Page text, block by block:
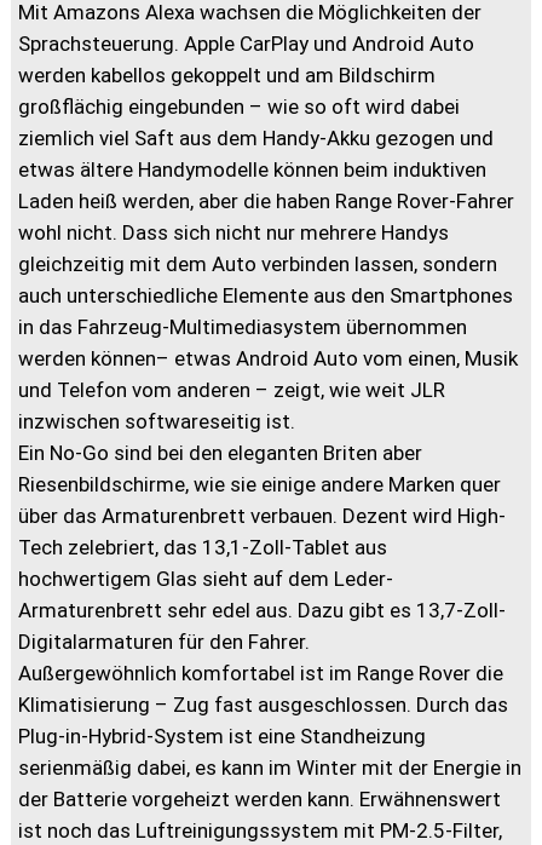
Mit Amazons Alexa wachsen die Möglichkeiten der
Sprachsteuerung. Apple CarPlay und Android Auto
werden kabellos gekoppelt und am Bildschirm
großflächig eingebunden – wie so oft wird dabei
ziemlich viel Saft aus dem Handy-Akku gezogen und
etwas ältere Handymodelle können beim induktiven
Laden heiß werden, aber die haben Range Rover-Fahrer
wohl nicht. Dass sich nicht nur mehrere Handys
gleichzeitig mit dem Auto verbinden lassen, sondern
auch unterschiedliche Elemente aus den Smartphones
in das Fahrzeug-Multimediasystem übernommen
werden können– etwas Android Auto vom einen, Musik
und Telefon vom anderen – zeigt, wie weit JLR
inzwischen softwareseitig ist.
Ein No-Go sind bei den eleganten Briten aber
Riesenbildschirme, wie sie einige andere Marken quer
über das Armaturenbrett verbauen. Dezent wird High-
Tech zelebriert, das 13,1-Zoll-Tablet aus
hochwertigem Glas sieht auf dem Leder-
Armaturenbrett sehr edel aus. Dazu gibt es 13,7-Zoll-
Digitalarmaturen für den Fahrer.
Außergewöhnlich komfortabel ist im Range Rover die
Klimatisierung – Zug fast ausgeschlossen. Durch das
Plug-in-Hybrid-System ist eine Standheizung
serienmäßig dabei, es kann im Winter mit der Energie in
der Batterie vorgeheizt werden kann. Erwähnenswert
ist noch das Luftreinigungssystem mit PM-2.5-Filter,